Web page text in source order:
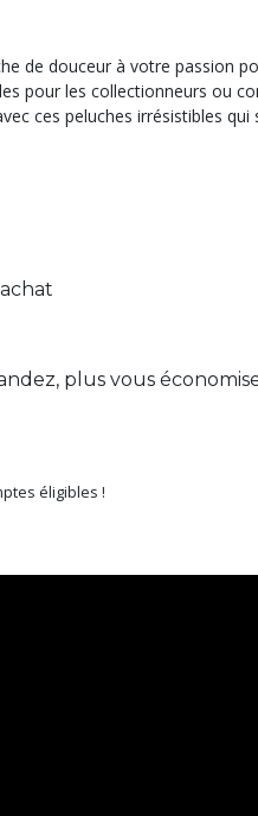
de douceur à votre passion
pour les collectionneurs ou
ces peluches irrésistibles
plus vous
éligibles !